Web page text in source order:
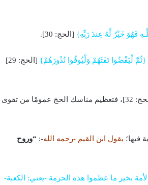
فَهُوَ خَيْرٌ لَّهُ عِندَ رَبِّهِ} [الحج: 30].
{ثُمَّ لْيَقْضُوا تَفَثَهُمْ وَلْيُوفُوا نُذُورَهُمْ}
[الحج: 29]
[الحج: 32]، فتعظيم مناسك الحج عمومًا من تقوى
فيها؛ يقول ابن القيم -رحمه الله-: “وروح
بخير ما عظموا هذه الحرمة -يعني: الكعبة-